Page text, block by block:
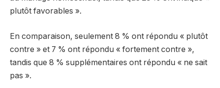
plutôt favorables ».
En comparaison, seulement 8 % ont répondu « plutôt
contre » et 7 % ont répondu « fortement contre »,
tandis que 8 % supplémentaires ont répondu « ne sait
pas ».